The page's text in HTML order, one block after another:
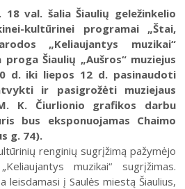
muziejus
muziejus
muziejus
sodyba-muziejus
namas-muziejus
muziejaus ekspozicija
muziejaus ekspozicija
namų-muziejaus ekspozicija
vilos-muziejaus
sodybos-muziejaus
muziejaus ekspozicija
muziejaus ekspozicija
veikiančios parodos
parodos
parodos
galerijos
darbo laikas
istorija
sav. kultūros krepšelis
val. šalia Šiaulių geležinkelio
kultūrinei programai „Štai,
„Keliaujantys muzikai“
Šiaulių „Aušros“ muziejus
d. iki liepos 12 d. pasinaudoti
ir pasigrožėti muziejaus
K. Čiurlionio grafikos darbu
bus eksponuojamas Chaimo
g. 74).
renginių sugrįžimą pažymėjo
muzikai“ sugrįžimas.
leisdamasi į Saulės miestą Šiaulius,